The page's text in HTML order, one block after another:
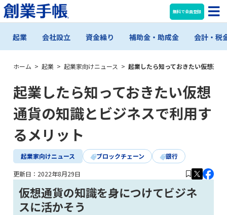
無料で会員登録
起業 会社設立 資金繰り 補助金・助成金 会計・税
ホーム > 起業 > 起業家向けニュース > 起業したら知っておきたい仮想通
起業したら知っておきたい仮想
通貨の知識とビジネスで利用す
るメリット
起業家向けニュース ブロックチェーン 銀行
更新日： 2022年8月29日
仮想通貨の知識を身につけてビジネ
スに活かそう